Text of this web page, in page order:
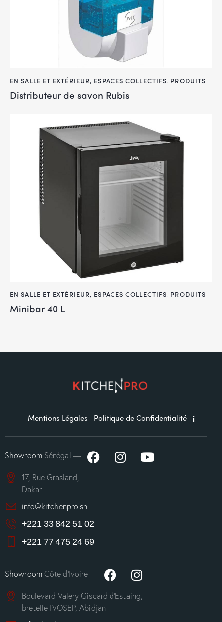
EN SALLE ET EXTÉRIEUR, ESPACES COLLECTIFS, PRODUITS
Distributeur de savon Rubis
EN SALLE ET EXTÉRIEUR, ESPACES COLLECTIFS, PRODUITS
Minibar 40 L
Mentions Légales Politique de Confidentialité
ShowroomSénégal —
17, Rue Grasland,
Dakar
info@kitchenpro.sn
+221 33 842 51 02
+221 77 475 24 69
ShowroomCôte d’Ivoire —
Boulevard Valery Giscard d’Estaing,
bretelle IVOSEP, Abidjan